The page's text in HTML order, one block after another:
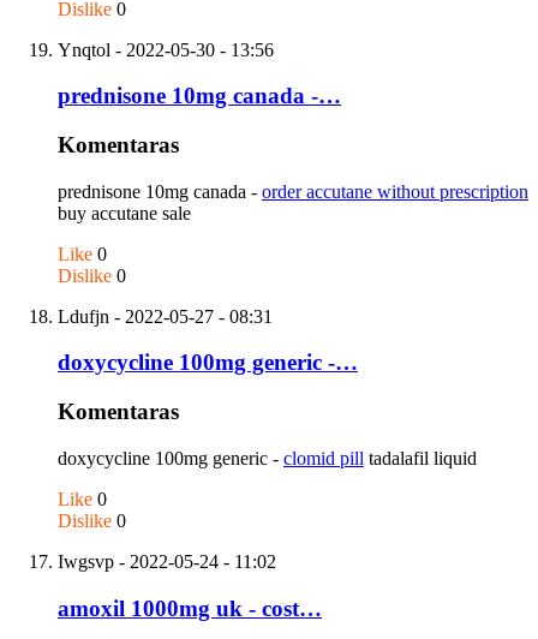
Dislike 0
Ynqtol - 2022-05-30 - 13:56
prednisone 10mg canada -…
Komentaras
prednisone 10mg canada - order accutane without prescription
buy accutane sale
Like 0
Dislike 0
Ldufjn - 2022-05-27 - 08:31
doxycycline 100mg generic -…
Komentaras
doxycycline 100mg generic - clomid pill tadalafil liquid
Like 0
Dislike 0
Iwgsvp - 2022-05-24 - 11:02
amoxil 1000mg uk - cost…